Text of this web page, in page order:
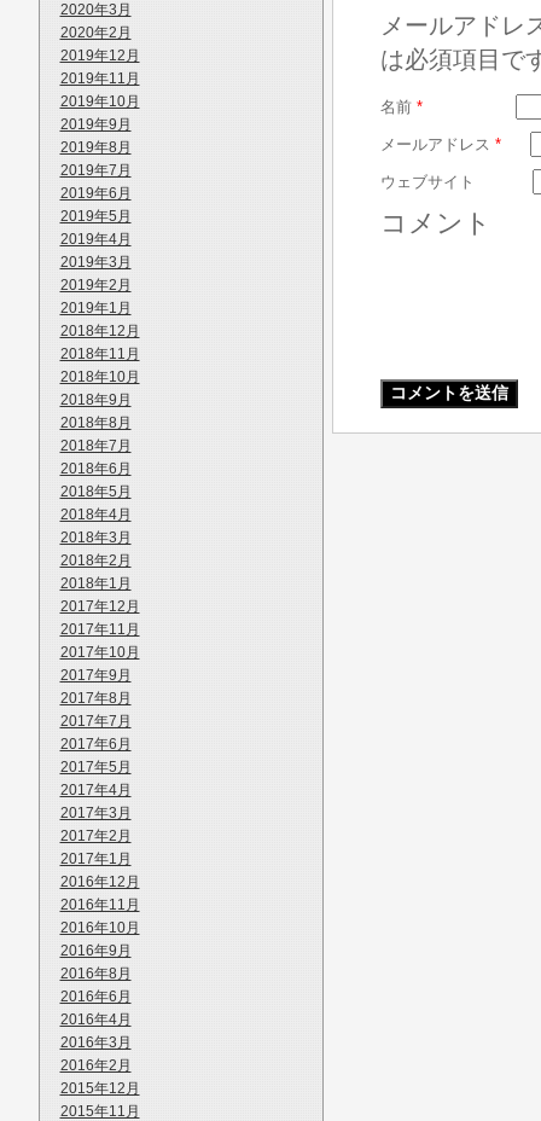
2020年3月
2020年2月
2019年12月
2019年11月
2019年10月
2019年9月
2019年8月
2019年7月
2019年6月
2019年5月
2019年4月
2019年3月
2019年2月
2019年1月
2018年12月
2018年11月
2018年10月
2018年9月
2018年8月
2018年7月
2018年6月
2018年5月
2018年4月
2018年3月
2018年2月
2018年1月
2017年12月
2017年11月
2017年10月
2017年9月
2017年8月
2017年7月
2017年6月
2017年5月
2017年4月
2017年3月
2017年2月
2017年1月
2016年12月
2016年11月
2016年10月
2016年9月
2016年8月
2016年6月
2016年4月
2016年3月
2016年2月
2015年12月
2015年11月
メールアドレ
は必須項目で
名前 *
メールアドレス *
ウェブサイト
コメント